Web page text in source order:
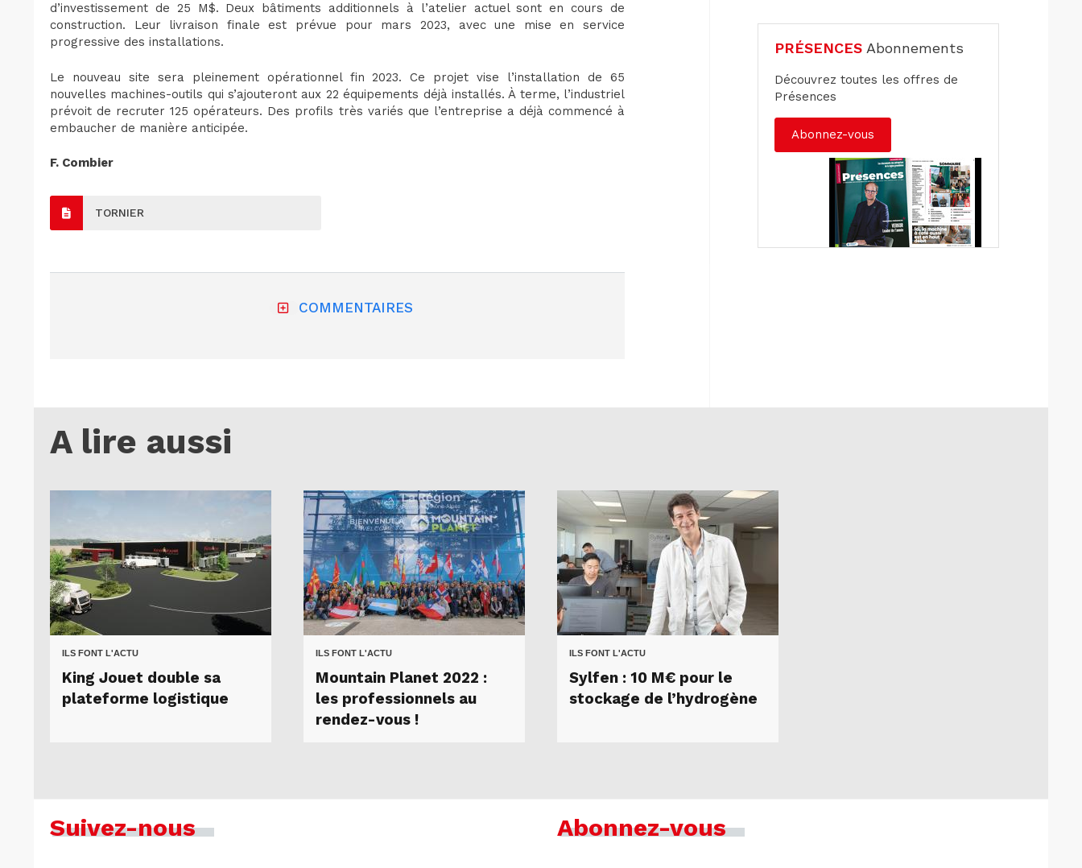
d’investissement de 25 M$. Deux bâtiments additionnels à l’atelier actuel sont en cours de
construction. Leur livraison finale est prévue pour mars 2023, avec une mise en service
progressive des installations.
Le nouveau site sera pleinement opérationnel fin 2023. Ce projet vise l’installation de 65
nouvelles machines-outils qui s’ajouteront aux 22 équipements déjà installés. À terme, l’industriel
prévoit de recruter 125 opérateurs. Des profils très variés que l’entreprise a déjà commencé à
embaucher de manière anticipée.
F. Combier
TORNIER
COMMENTAIRES
PRÉSENCES Abonnements
Découvrez toutes les offres de
Présences
Abonnez-vous
A lire aussi
ILS FONT L'ACTU
King Jouet double sa
plateforme logistique
ILS FONT L'ACTU
Mountain Planet 2022 :
les professionnels au
rendez-vous !
ILS FONT L'ACTU
Sylfen : 10 M€ pour le
stockage de l’hydrogène
Suivez-nous Abonnez-vous